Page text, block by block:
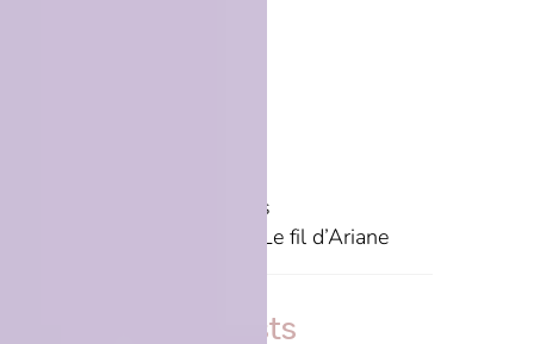
49 printemps
Le fil d’Ariane
Related Posts